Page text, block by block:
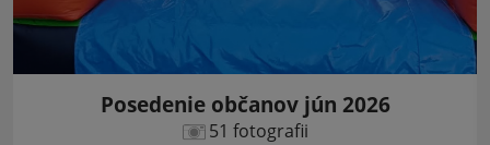
Posedenie občanov jún 2026
51 fotografii